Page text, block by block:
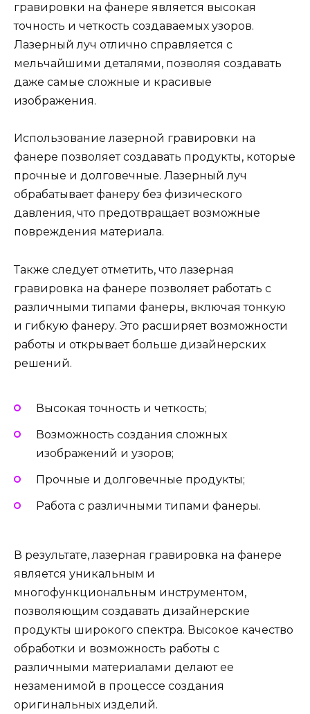
гравировки на фанере является высокая
точность и четкость создаваемых узоров.
Лазерный луч отлично справляется с
мельчайшими деталями, позволяя создавать
даже самые сложные и красивые
изображения.
Использование лазерной гравировки на
фанере позволяет создавать продукты, которые
прочные и долговечные. Лазерный луч
обрабатывает фанеру без физического
давления, что предотвращает возможные
повреждения материала.
Также следует отметить, что лазерная
гравировка на фанере позволяет работать с
различными типами фанеры, включая тонкую
и гибкую фанеру. Это расширяет возможности
работы и открывает больше дизайнерских
решений.
Высокая точность и четкость;
Возможность создания сложных
изображений и узоров;
Прочные и долговечные продукты;
Работа с различными типами фанеры.
В результате, лазерная гравировка на фанере
является уникальным и
многофункциональным инструментом,
позволяющим создавать дизайнерские
продукты широкого спектра. Высокое качество
обработки и возможность работы с
различными материалами делают ее
незаменимой в процессе создания
оригинальных изделий.